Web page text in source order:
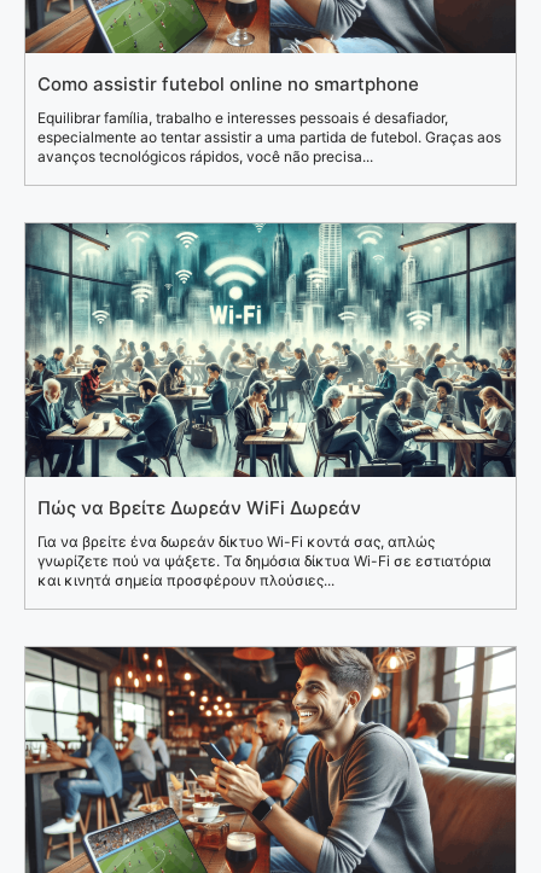
Como assistir futebol online no smartphone
Equilibrar família, trabalho e interesses pessoais é desafiador,
especialmente ao tentar assistir a uma partida de futebol. Graças aos
avanços tecnológicos rápidos, você não precisa...
Πώς να Βρείτε Δωρεάν WiFi Δωρεάν
Για να βρείτε ένα δωρεάν δίκτυο Wi-Fi κοντά σας, απλώς
γνωρίζετε πού να ψάξετε. Τα δημόσια δίκτυα Wi-Fi σε εστιατόρια
και κινητά σημεία προσφέρουν πλούσιες...